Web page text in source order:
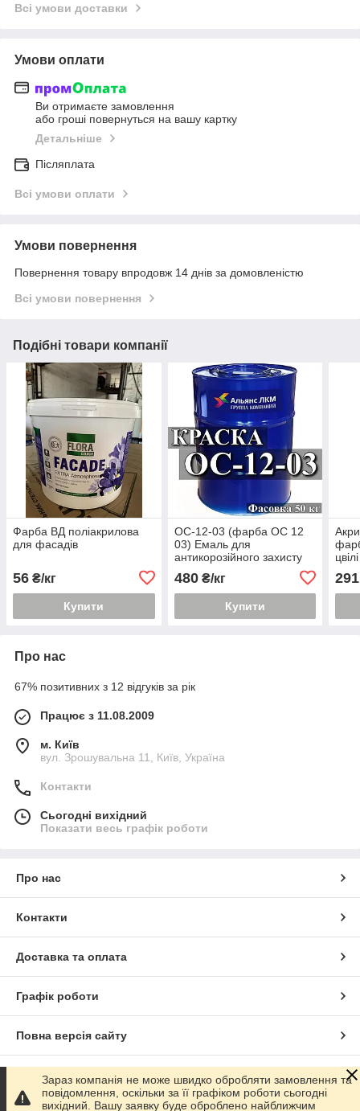
Всі умови доставки
Умови оплати
Ви отримаєте замовлення
або гроші повернуться на вашу картку
Детальніше
Післяплата
Всі умови оплати
Умови повернення
Повернення товару впродовж 14 днів за домовленістю
Всі умови повернення
Подібні товари компанії
Фарба ВД поліакрилова
для фасадів
56 ₴/кг
Купити
ОС-12-03 (фарба ОС 12
03) Емаль для
антикорозійного захисту
фасадів будівель і споруд
480₴/кг
Купити
291
Про нас
67% позитивних з 12 відгуків за рік
Працює з 11.08.2009
м. Київ
вул. Зрошувальна 11, Київ, Україна
Контакти
Сьогодні вихідний
Показати весь графік роботи
Про нас
Контакти
Доставка та оплата
Графік роботи
Повна версія сайту
Сайт створено на маркетплейсі Prom.ua
Зараз компанія не може швидко обробляти замовлення та
повідомлення, оскільки за її графіком роботи сьогодні
вихідний. Вашу заявку буде оброблено найближчим